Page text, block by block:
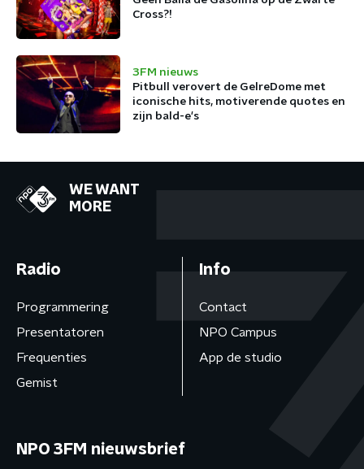
Cross?!
3FM nieuws
Pitbull verovert de GelreDome met
iconische hits, motiverende quotes en
zijn bald-e's
WE WANT
MORE
Radio
Programmering
Presentatoren
Frequenties
Gemist
Info
Contact
NPO Campus
App de studio
NPO 3FM nieuwsbrief